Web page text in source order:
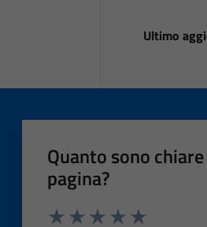
Ultimo
Quanto sono
pagina?